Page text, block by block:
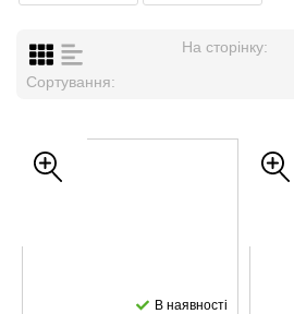
На сторінку:
Сортування:
В наявності